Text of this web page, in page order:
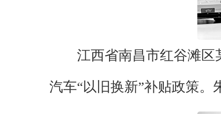
江西省南昌市红谷滩
汽车“以旧换新”补贴政策。